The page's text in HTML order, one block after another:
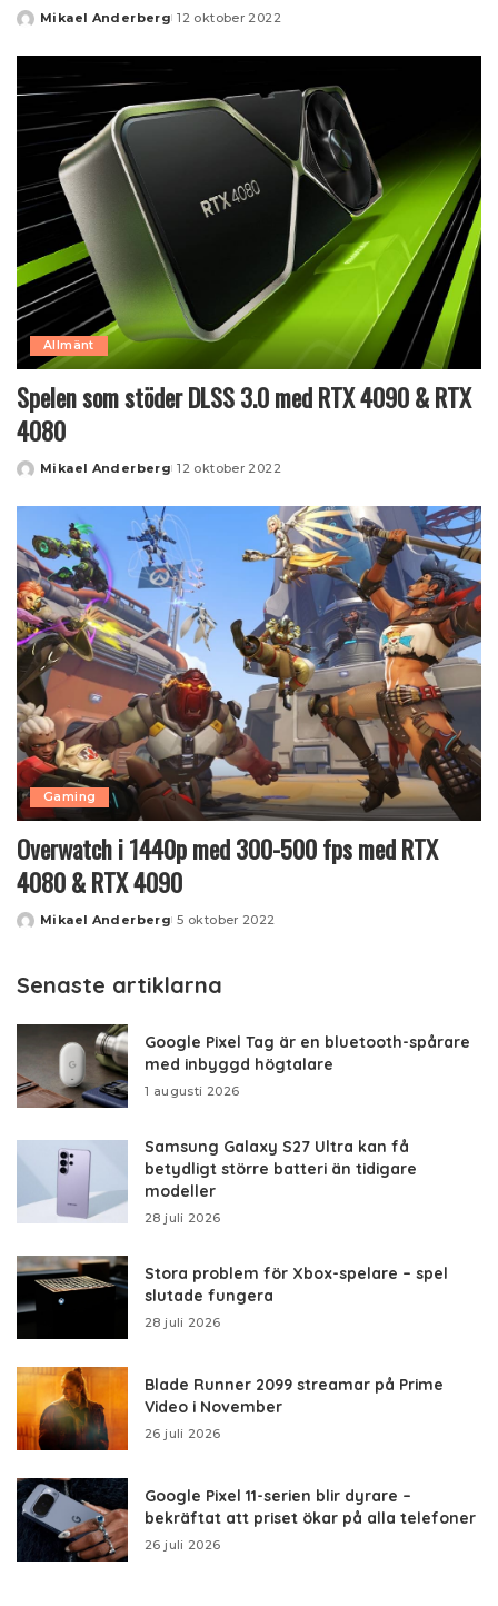
Posted
Mikael Anderberg 12 oktober 2022
Allmänt
Spelen som stöder DLSS 3.0 med RTX 4090 & RTX
4080
Posted
Mikael Anderberg 12 oktober 2022
Gaming
Overwatch i 1440p med 300-500 fps med RTX
4080 & RTX 4090
Posted
Mikael Anderberg 5 oktober 2022
Senaste artiklarna
Google Pixel Tag är en bluetooth-spårare
med inbyggd högtalare
1 augusti 2026
Samsung Galaxy S27 Ultra kan få
betydligt större batteri än tidigare
modeller
28 juli 2026
Stora problem för Xbox-spelare – spel
slutade fungera
28 juli 2026
Blade Runner 2099 streamar på Prime
Video i November
26 juli 2026
Google Pixel 11-serien blir dyrare –
bekräftat att priset ökar på alla telefoner
26 juli 2026